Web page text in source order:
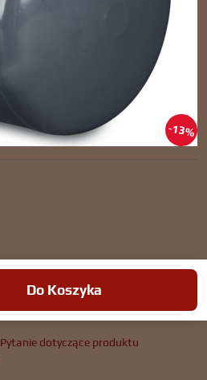
13%
Do Koszyka
Pytanie dotyczące produktu